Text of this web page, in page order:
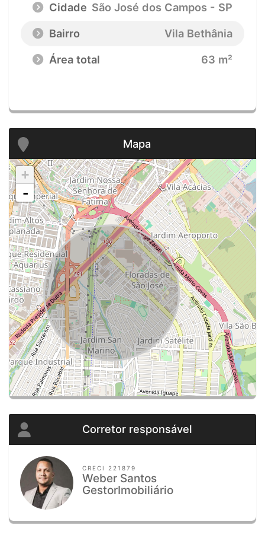
Cidade São José dos Campos - SP
Bairro
Vila Bethânia
Área total
63 m²
Mapa
+
-
Corretor responsável
CRECI 221879
Weber Santos
GestorImobiliário